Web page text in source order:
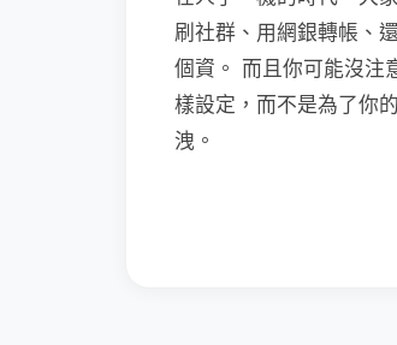
刷社群、用網銀轉帳、
個資。 而且你可能沒注
樣設定，而不是為了你
洩。